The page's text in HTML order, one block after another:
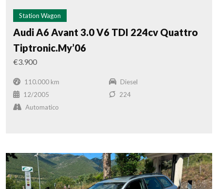
Station Wagon
Audi A6 Avant 3.0 V6 TDI 224cv Quattro
Tiptronic.My’06
€3.900
110.000 km
Diesel
12/2005
224
Automatico